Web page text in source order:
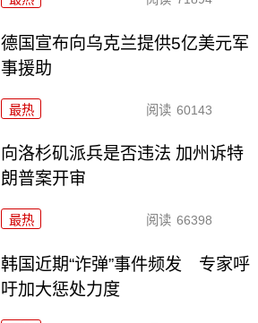
德国宣布向乌克兰提供5亿美元军
事援助
最热 阅读 60143
向洛杉矶派兵是否违法 加州诉特
朗普案开审
最热 阅读 66398
韩国近期“诈弹”事件频发 专家呼
吁加大惩处力度